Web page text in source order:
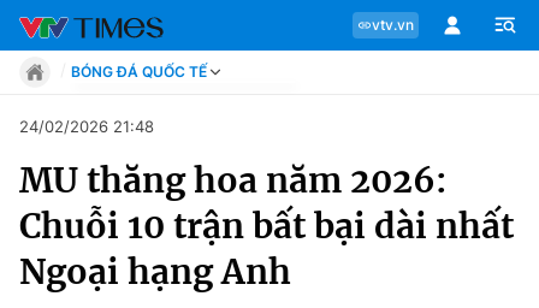
vtv.vn
Chuyên mục
Tin tức
BÓNG ĐÁ QUỐC TẾ
Move
Phong cách
Chân dung
Sự kiện
Bóng đá
Thể thao điện tử
24/02/2026 21:48
MU thăng hoa năm 2026:
Chuỗi 10 trận bất bại dài nhất
Ngoại hạng Anh